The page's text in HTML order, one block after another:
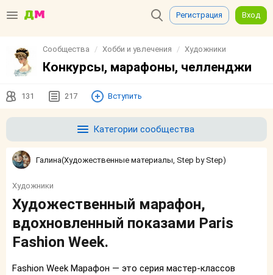
Регистрация Вход
Сообщества Хобби и увлечения Художники
Конкурсы, марафоны, челленджи
131 217 Вступить
Категории сообщества
Галина(Художественные материалы, Step by Step)
Художники
Художественный марафон,
вдохновленный показами Paris
Fashion Week.
Fashion Week Марафон — это серия мастер-классов